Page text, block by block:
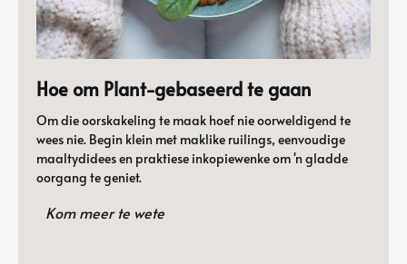
Hoe om Plant-gebaseerd te gaan
Om die oorskakeling te maak hoef nie oorweldigend te
wees nie. Begin klein met maklike ruilings, eenvoudige
maaltydidees en praktiese inkopiewenke om 'n gladde
oorgang te geniet.
Kom meer te wete